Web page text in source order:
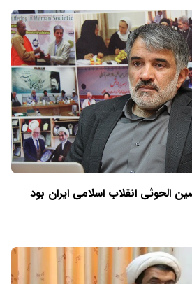
الحوثی انقلاب اسلامی ایران بود